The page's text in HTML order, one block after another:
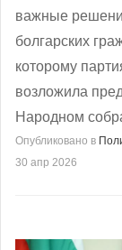
важные
болгарских
которому
возложила
Народном
Опубликовано в
30 апр 2026